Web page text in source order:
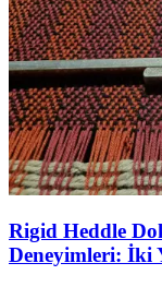
Rigid Heddle
Deneyimleri: İki